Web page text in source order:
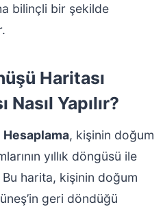
bilinçli bir şekilde
Haritası
Nasıl Yapılır?
Hesaplama, kişinin doğum
yıllık döngüsü ile
harita, kişinin doğum
geri döndüğü